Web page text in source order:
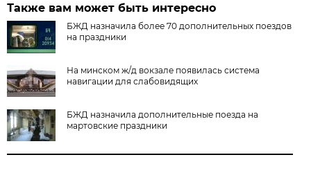
Также вам может быть интересно
БЖД назначила более 70 дополнительных поездов
на праздники
На минском ж/д вокзале появилась система
навигации для слабовидящих
БЖД назначила дополнительные поезда на
мартовские праздники